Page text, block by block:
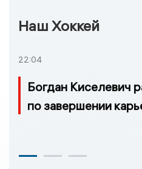
Наш Хоккей
22:04
Богдан Киселевич
по завершении